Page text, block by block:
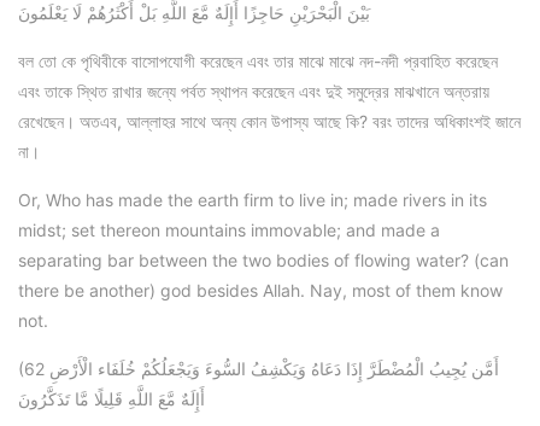
بَيْنَ الْبَحْرَيْنِ حَاجِزًا أَإِلَهٌ مَّعَ اللَّهِ بَلْ أَكْثَرُهُمْ لَا يَعْلَمُونَ
বল তো কে পৃথিবীকে বাসোপযোগী করেছেন এবং তার মাঝে মাঝে নদ-নদী প্রবাহিত করেছেন
এবং তাকে স্থিত রাখার জন্যে পর্বত স্থাপন করেছেন এবং দুই সমুদ্রের মাঝখানে অন্তরায়
রেখেছেন। অতএব, আল্লাহর সাথে অন্য কোন উপাস্য আছে কি? বরং তাদের অধিকাংশই জানে
না।
Or, Who has made the earth firm to live in; made rivers in its
midst; set thereon mountains immovable; and made a
separating bar between the two bodies of flowing water? (can
there be another) god besides Allah. Nay, most of them know
not.
(62 أَمَّن يُجِيبُ الْمُضْطَرَّ إِذَا دَعَاهُ وَيَكْشِفُ السُّوءَ وَيَجْعَلُكُمْ خُلَفَاء الْأَرْضِ
أَإِلَهٌ مَّعَ اللَّهِ قَلِيلًا مَّا تَذَكَّرُونَ